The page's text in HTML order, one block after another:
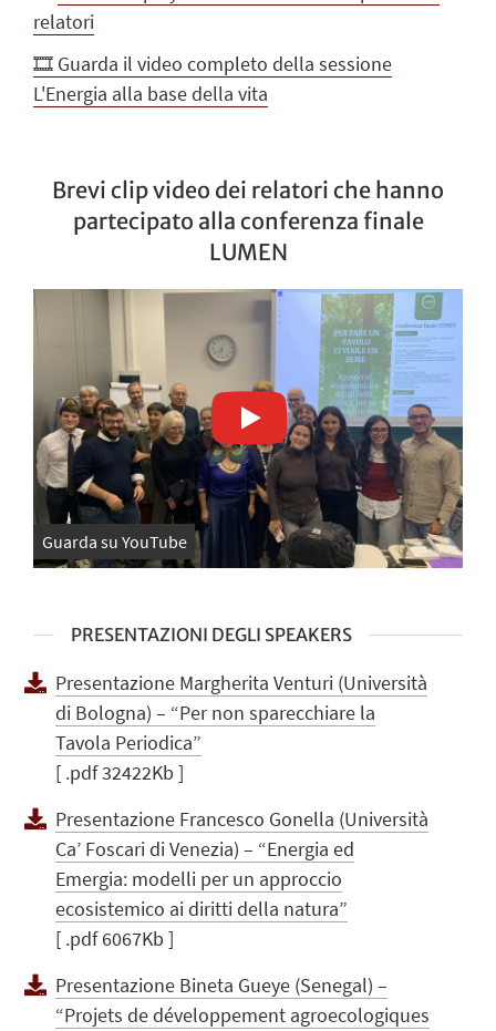
relatori
🎞️ Guarda il video completo della sessione
L'Energia alla base della vita
Brevi clip video dei relatori che hanno
partecipato alla conferenza finale
LUMEN
Guarda su YouTube
PRESENTAZIONI DEGLI SPEAKERS
Presentazione Margherita Venturi (Università
di Bologna) – “Per non sparecchiare la
Tavola Periodica”
[ .pdf 32422Kb ]
Presentazione Francesco Gonella (Università
Ca’ Foscari di Venezia) – “Energia ed
Emergia: modelli per un approccio
ecosistemico ai diritti della natura”
[ .pdf 6067Kb ]
Presentazione Bineta Gueye (Senegal) –
“Projets de développement agroecologiques